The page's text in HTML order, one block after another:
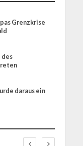
Grenzkrise
des
daraus ein